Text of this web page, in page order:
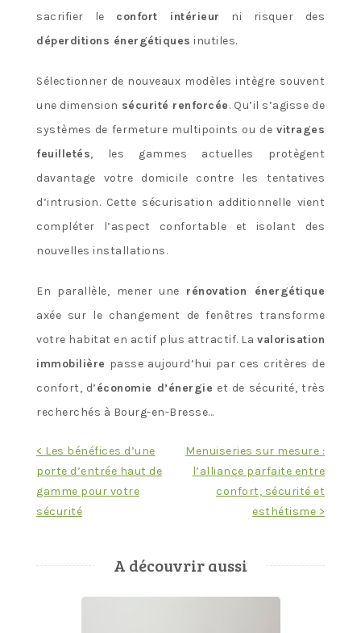
sacrifier le confort intérieur
ni risquer des
déperditions énergétiques inutiles.
Sélectionner de nouveaux modèles intègre souvent
une dimension sécurité renforcée. Qu’il s’agisse de
systèmes de fermeture multipoints ou de vitrages
feuilletés, les gammes actuelles protègent
davantage votre domicile contre les tentatives
d’intrusion. Cette sécurisation additionnelle vient
compléter l’aspect confortable et isolant des
nouvelles installations.
En parallèle, mener une rénovation énergétique
axée sur le changement de fenêtres transforme
votre habitat en actif plus attractif. La valorisation
immobilière passe aujourd’hui par ces critères de
confort, d’économie d’énergie et de sécurité, très
recherchés à Bourg-en-Bresse…
Navigation
l’article
< Les bénéfices d’une
porte d’entrée haut de
gamme pour votre
sécurité
Menuiseries sur mesure :
l’alliance parfaite entre
confort, sécurité et
esthétisme >
A découvrir aussi